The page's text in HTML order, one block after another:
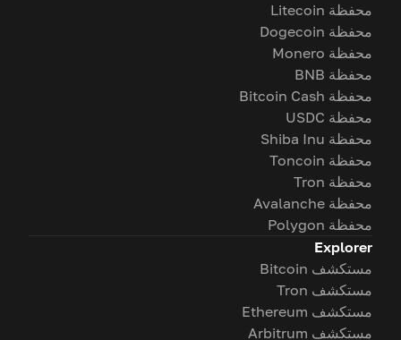
محفظة Litecoin
محفظة Dogecoin
محفظة Monero
محفظة BNB
محفظة Bitcoin Cash
محفظة USDC
محفظة Shiba Inu
محفظة Toncoin
محفظة Tron
محفظة Avalanche
محفظة Polygon
Explorer
مستكشف Bitcoin
مستكشف Tron
مستكشف Ethereum
مستكشف Arbitrum